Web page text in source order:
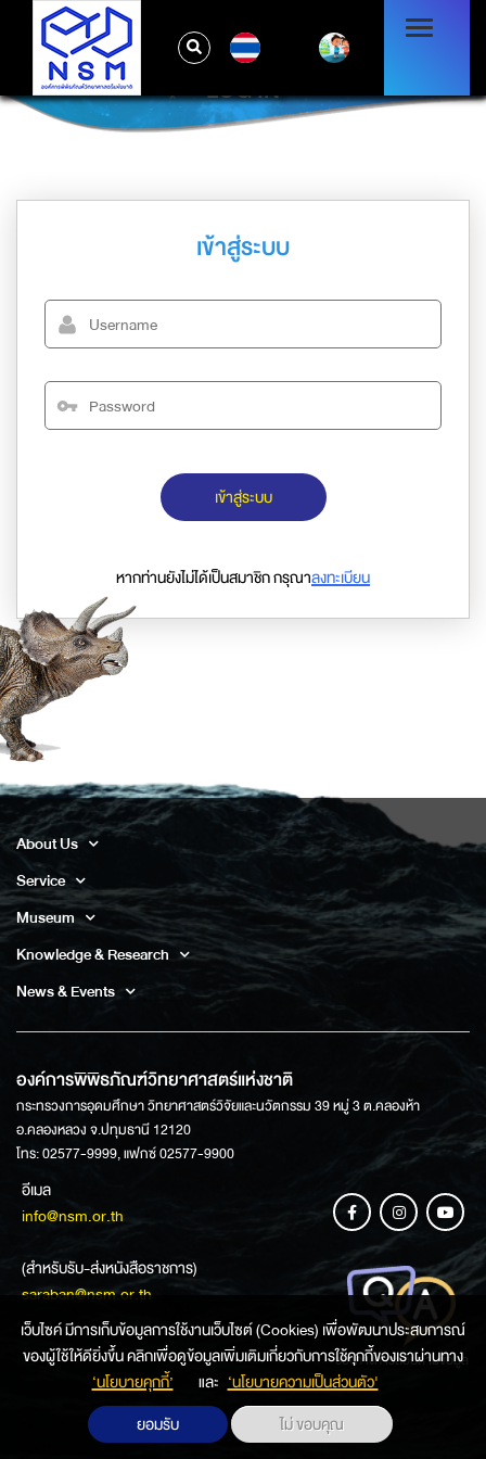
LOG IN
เข้าสู่ระบบ
เข้าสู่ระบบ
หากท่านยังไม่ได้เป็นสมาชิก กรุณาลงทะเบียน
About Us
Service
Museum
Knowledge & Research
News & Events
องค์การพิพิธภัณฑ์วิทยาศาสตร์แห่งชาติ
กระทรวงการอุดมศึกษา วิทยาศาสตร์วิจัยและนวัตกรรม 39 หมู่ 3 ต.คลองห้า
อ.คลองหลวง จ.ปทุมธานี 12120
โทร: 02577-9999, แฟกซ์ 02577-9900
อีเมล
info@nsm.or.th
(สำหรับรับ-ส่งหนังสือราชการ)
saraban@nsm.or.th
ช่องทางการสอบถามข้อมูล
เว็บไซค์ มีการเก็บข้อมูลการใช้งานเว็บไซต์ (Cookies) เพื่อพัฒนาประสบการณ์
ของผู้ใช้ให้ดียิ่งขึ้น คลิกเพื่อดูข้อมูลเพิ่มเติมเกี่ยวกับการใช้คุกกี้ของเราผ่านทาง
‘นโยบายคุกกี้’
และ ‘นโยบายความเป็นส่วนตัว'
ยอมรับ
ไม่ ขอบคุณ